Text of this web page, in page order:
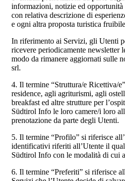
informazioni, notizie ed opportunità
con relativa descrizione di
e ogni altra proposta turistica
In riferimento ai Servizi, gli Utenti
ricevere periodicamente newsletter
modo da rimanere aggiornati sulle
srl.
4. Il termine “Struttura/e Ricettiva/
residence, agli agriturismi, agli
breakfast ed altre strutture per
Südtirol Info le loro camere/i loro
prenotazione da parte degli Utenti.
5. Il termine “Profilo” si riferisce
identificativi riferiti all’Utente il
Südtirol Info con le modalità di cui
6. Il termine “Preferiti” si riferisce